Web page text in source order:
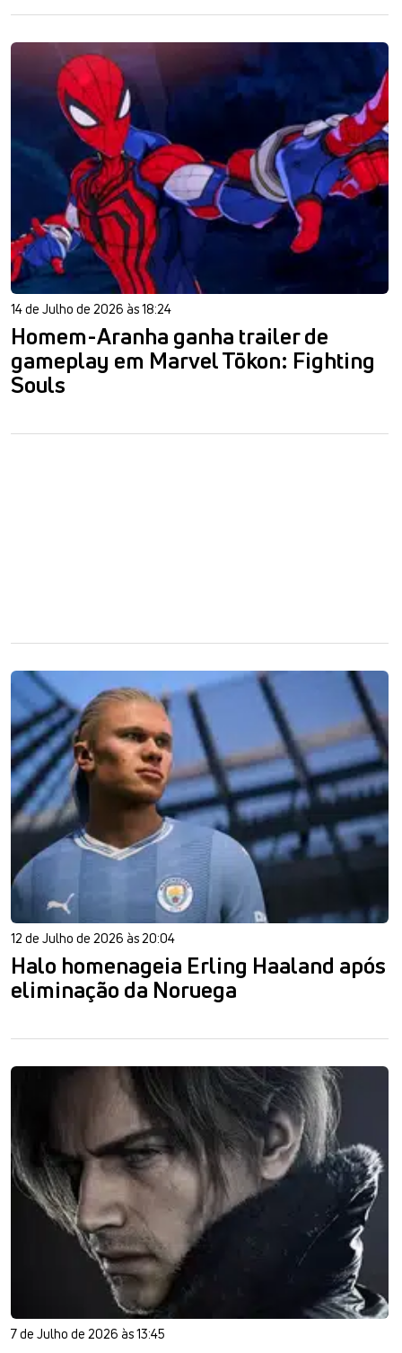
14 de Julho de 2026 às 18:24
Homem-Aranha ganha trailer de
gameplay em Marvel Tōkon: Fighting
Souls
12 de Julho de 2026 às 20:04
Halo homenageia Erling Haaland após
eliminação da Noruega
7 de Julho de 2026 às 13:45